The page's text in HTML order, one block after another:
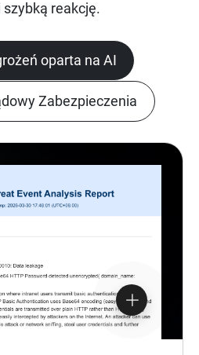
szybką reakcję.
oparta na AI
Zabezpieczenia